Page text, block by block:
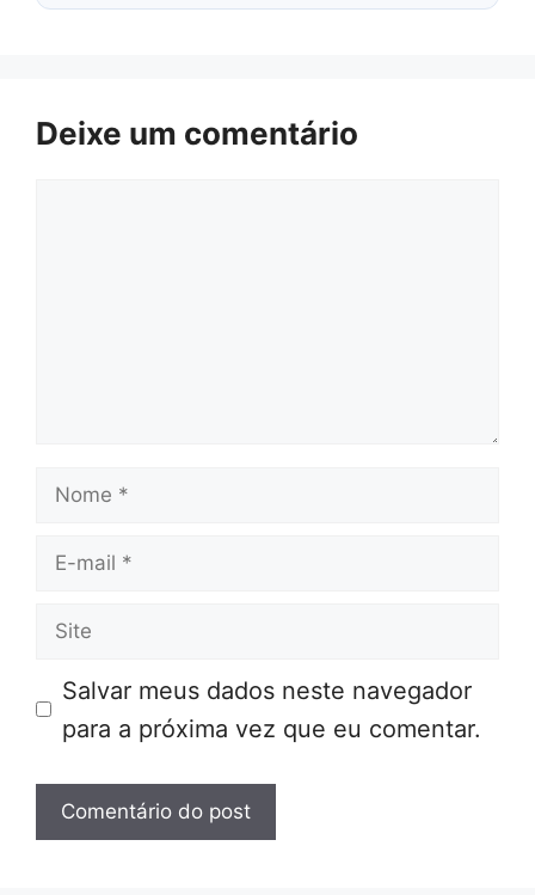
Deixe um comentário
Nome
E-
Site
Salvar meus dados neste navegador
para a próxima vez que eu comentar.